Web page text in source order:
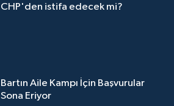
CHP'den istifa edecek mi?
Bartın Aile Kampı İçin Başvurular
Sona Eriyor